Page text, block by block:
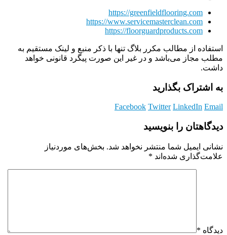
https://greenfieldflooring.com
https://www.servicemasterclean.com
https://floorguardproducts.com
استفاده از مطالب مکرر بلاگ تنها با ذکر منبع و لینک مستقیم به
مطلب مجاز می‌باشد و در غیر این صورت پیگرد قانونی خواهد
داشت.
به اشتراک بگذارید
Facebook Twitter LinkedIn Email
دیدگاهتان را بنویسید
نشانی ایمیل شما منتشر نخواهد شد. بخش‌های موردنیاز
علامت‌گذاری شده‌اند *
دیدگاه *